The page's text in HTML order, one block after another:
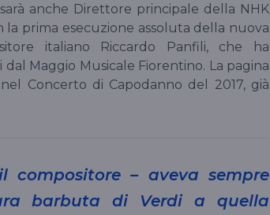
anche Direttore principale della NHK
la prima esecuzione assoluta della nuova
italiano Riccardo Panfili, che ha
Maggio Musicale Fiorentino. La pagina
Concerto di Capodanno del 2017, già
compositore – aveva sempre
barbuta di Verdi a quella